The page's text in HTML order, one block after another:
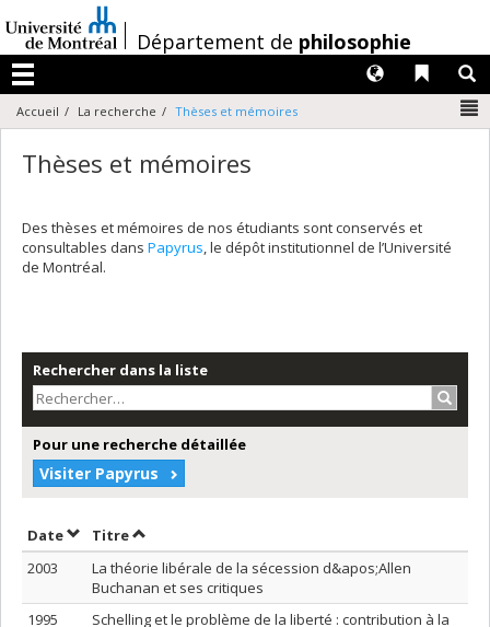
au
contenu
/Département de philosophie
Menu
Liens
Langues
Accueil La recherche Thèses et mémoires
Thèses et mémoires
Des thèses et mémoires de nos étudiants sont conservés et
consultables dans Papyrus, le dépôt institutionnel de l’Université
de Montréal.
Rechercher dans la liste
Pour une recherche détaillée
Visiter Papyrus
DateTrier par date en ordre décroissant
TitreTrier par titre en ordre décroissant
2003
La théorie libérale de la sécession d&apos;Allen
Buchanan et ses critiques
1995
Schelling et le problème de la liberté : contribution à la